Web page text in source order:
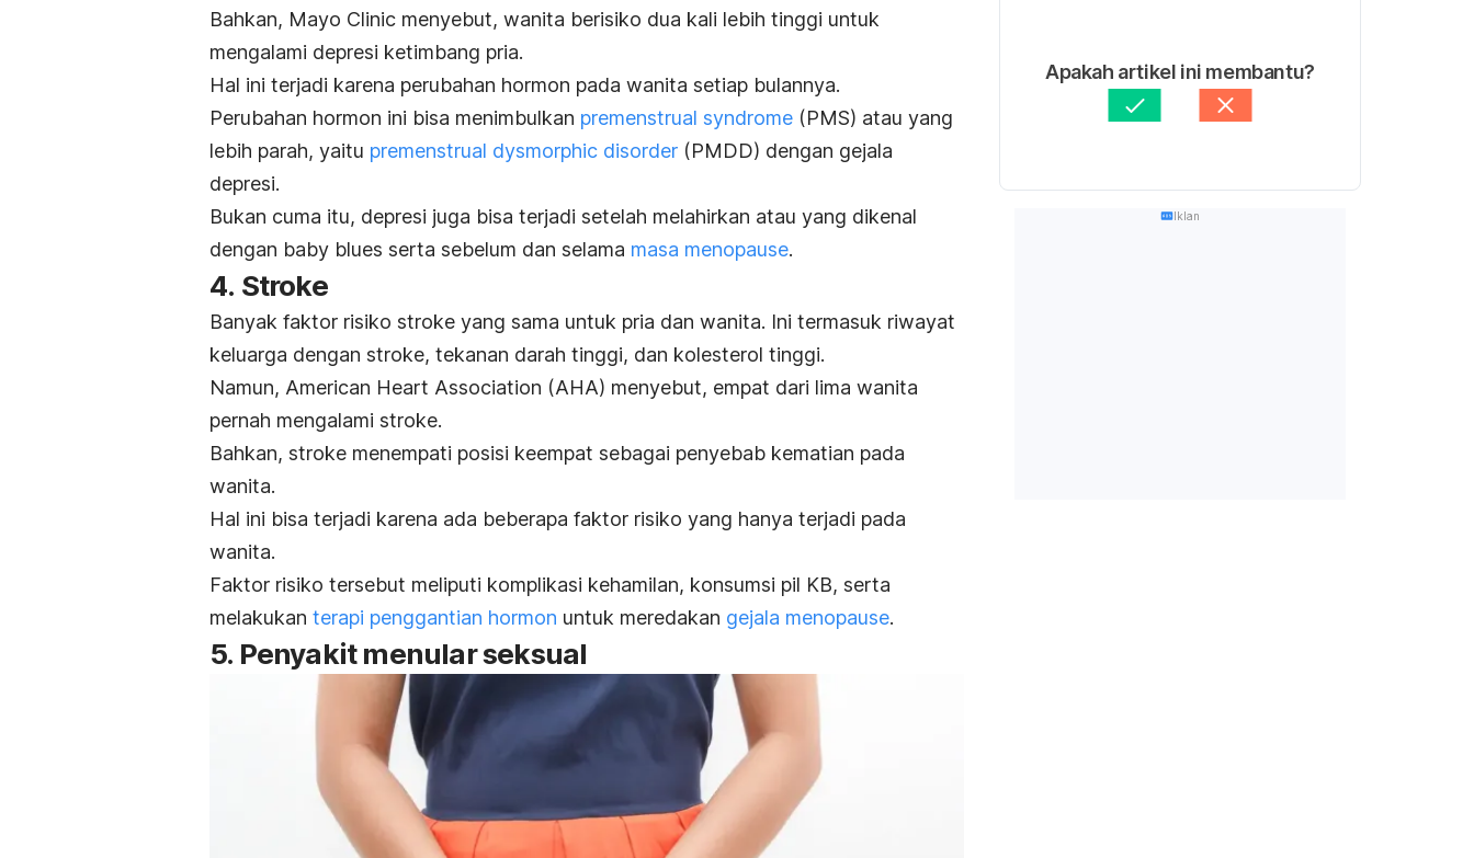
Bahkan, Mayo Clinic menyebut, wanita berisiko dua kali lebih tinggi untuk
mengalami depresi ketimbang pria.
Hal ini terjadi karena perubahan hormon pada wanita setiap bulannya.
Perubahan hormon ini bisa menimbulkan premenstrual syndrome (PMS) atau yang
lebih parah, yaitu premenstrual dysmorphic disorder (PMDD) dengan gejala
depresi.
Bukan cuma itu, depresi juga bisa terjadi setelah melahirkan atau yang dikenal
dengan baby blues serta sebelum dan selama masa menopause.
4. Stroke
Banyak faktor risiko stroke yang sama untuk pria dan wanita. Ini termasuk riwayat
keluarga dengan stroke, tekanan darah tinggi, dan kolesterol tinggi.
Namun, American Heart Association (AHA) menyebut, empat dari lima wanita
pernah mengalami stroke.
Bahkan, stroke menempati posisi keempat sebagai penyebab kematian pada
wanita.
Hal ini bisa terjadi karena ada beberapa faktor risiko yang hanya terjadi pada
wanita.
Faktor risiko tersebut meliputi komplikasi kehamilan, konsumsi pil KB, serta
melakukan terapi penggantian hormon untuk meredakan gejala menopause.
5. Penyakit menular seksual
Apakah artikel ini membantu?
Iklan